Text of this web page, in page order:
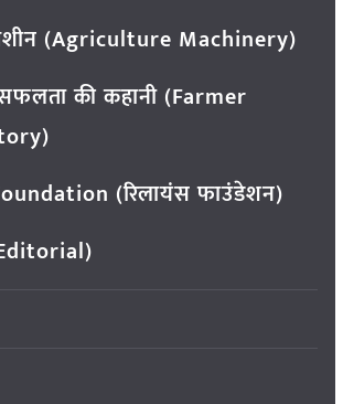
(Agriculture Machinery)
की कहानी (Farmer
(रिलायंस फाउंडेशन)